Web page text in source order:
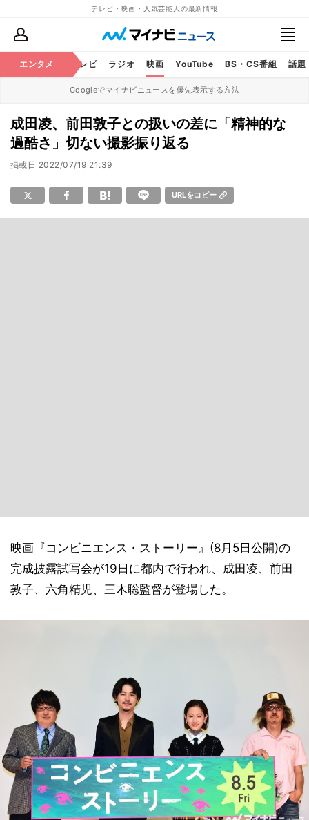
テレビ・映画・人気芸能人の最新情報
エンタメ
芸能 テレビ ラジオ 映画 YouTube BS・CS番組 話題
Googleでマイナビニュースを優先表示する方法
成田凌、前田敦子との扱いの差に「精神的な
過酷さ」切ない撮影振り返る
掲載日 2022/07/19 21:39
URLをコピー
映画『コンビニエンス・ストーリー』(8月5日公開)の
完成披露試写会が19日に都内で行われ、成田凌、前田
敦子、六角精児、三木聡監督が登場した。